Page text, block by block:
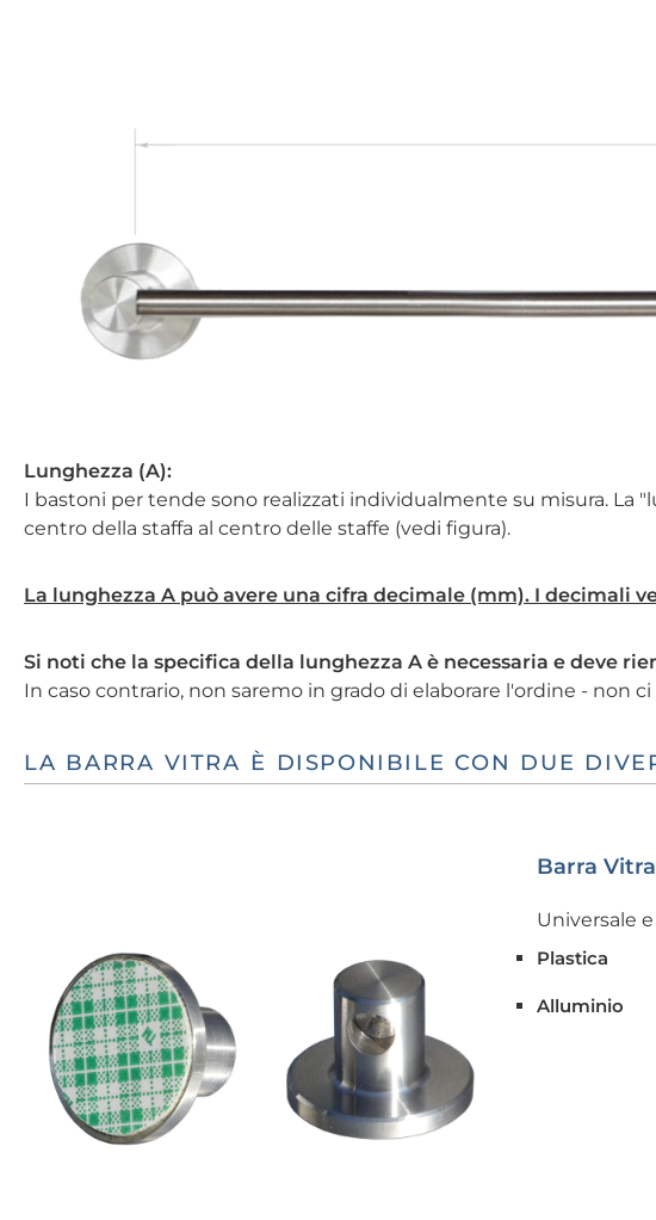
Lunghezza (A):
I bastoni per tende sono realizzati individualmente su misura. La
centro della staffa al centro delle staffe (vedi figura).
La lunghezza A può avere una cifra decimale (mm). I decimali
Si noti che la specifica della lunghezza A è necessaria e deve
In caso contrario, non saremo in grado di elaborare l'ordine - non
LA BARRA VITRA È DISPONIBILE CON DUE
Barra
Universale
Plastica
Alluminio